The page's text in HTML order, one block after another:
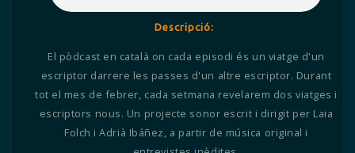
Descripció:
El pòdcast en català on cada episodi és un viatge d'un
escriptor darrere les passes d'un altre escriptor. Durant
tot el mes de febrer, cada setmana revelarem dos viatges i
escriptors nous. Un projecte sonor escrit i dirigit per Laia
Folch i Adrià Ibáñez, a partir de música original i